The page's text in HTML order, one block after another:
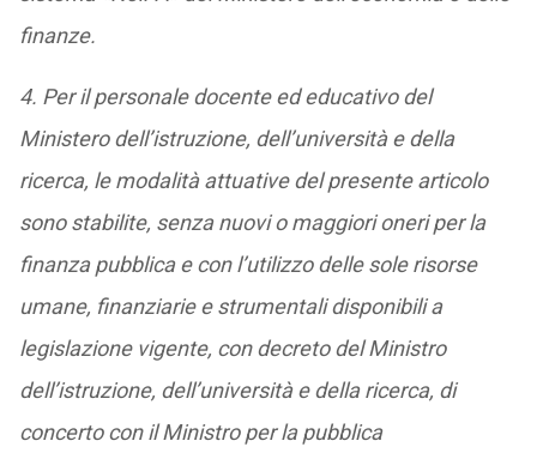
finanze.
4. Per il personale docente ed educativo del
Ministero dell’istruzione, dell’università e della
ricerca, le modalità attuative del presente articolo
sono stabilite, senza nuovi o maggiori oneri per la
finanza pubblica e con l’utilizzo delle sole risorse
umane, finanziarie e strumentali disponibili a
legislazione vigente, con decreto del Ministro
dell’istruzione, dell’università e della ricerca, di
concerto con il Ministro per la pubblica